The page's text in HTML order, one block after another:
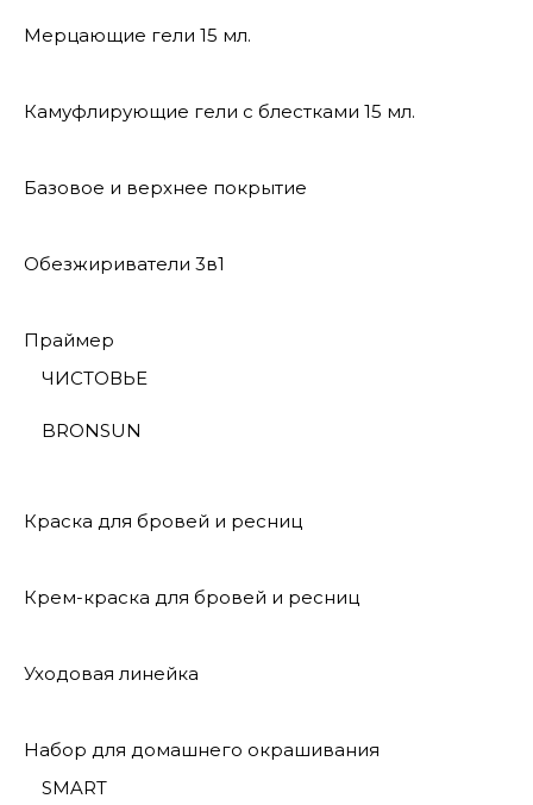
Мерцающие гели 15 мл.
Камуфлирующие гели с блестками 15 мл.
Базовое и верхнее покрытие
Обезжириватели 3в1
Праймер
ЧИСТОВЬЕ
BRONSUN
Краска для бровей и ресниц
Крем-краска для бровей и ресниц
Уходовая линейка
Набор для домашнего окрашивания
SMART